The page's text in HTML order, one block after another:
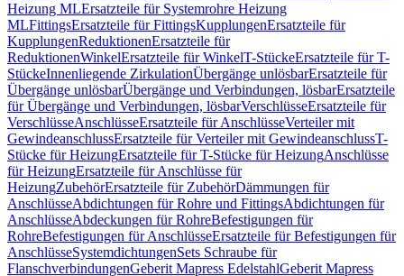
Heizung MLErsatzteile für Systemrohre Heizung
MLFittingsErsatzteile für FittingsKupplungenErsatzteile für
KupplungenReduktionenErsatzteile für
ReduktionenWinkelErsatzteile für WinkelT-StückeErsatzteile für T-
StückeInnenliegende ZirkulationÜbergänge unlösbarErsatzteile für
Übergänge unlösbarÜbergänge und Verbindungen, lösbarErsatzteile
für Übergänge und Verbindungen, lösbarVerschlüsseErsatzteile für
VerschlüsseAnschlüsseErsatzteile für AnschlüsseVerteiler mit
GewindeanschlussErsatzteile für Verteiler mit GewindeanschlussT-
Stücke für HeizungErsatzteile für T-Stücke für HeizungAnschlüsse
für HeizungErsatzteile für Anschlüsse für
HeizungZubehörErsatzteile für ZubehörDämmungen für
AnschlüsseAbdichtungen für Rohre und FittingsAbdichtungen für
AnschlüsseAbdeckungen für RohreBefestigungen für
RohreBefestigungen für AnschlüsseErsatzteile für Befestigungen für
AnschlüsseSystemdichtungenSets Schraube für
FlanschverbindungenGeberit Mapress EdelstahlGeberit Mapress